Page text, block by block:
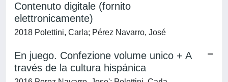
Contenuto digitale (fornito
elettronicamente)
2018 Polettini, Carla; Pérez Navarro, José
En juego. Confezione volume unico + A
través de la cultura hispánica